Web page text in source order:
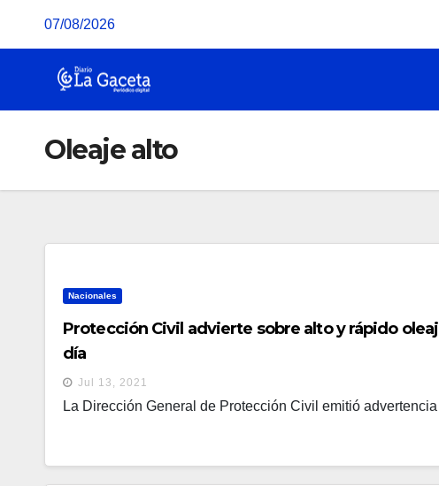
07/08/2026
Oleaje alto
Nacionales
Protección Civil advierte sobre alto y rápido
día
Jul 13, 2021
La Dirección General de Protección Civil emitió